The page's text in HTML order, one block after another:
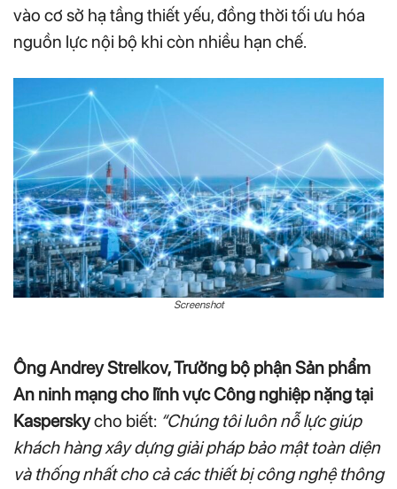
vào cơ sở hạ tầng thiết yếu, đồng thời tối ưu hóa
nguồn lực nội bộ khi còn nhiều hạn chế.
Screenshot
Ông Andrey Strelkov, Trưởng bộ phận Sản phẩm
An ninh mạng cho lĩnh vực Công nghiệp nặng tại
Kasperskycho biết: “Chúng tôi luôn nỗ lực giúp
khách hàng xây dựng giải pháp bảo mật toàn diện
và thống nhất cho cả các thiết bị công nghệ thông